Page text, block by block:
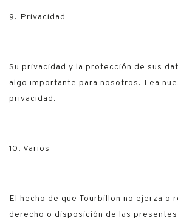
9. Privacidad
Su privacidad y la protección de sus
algo importante para nosotros. Lea
privacidad.
10. Varios
El hecho de que Tourbillon no ejerza o
derecho o disposición de las